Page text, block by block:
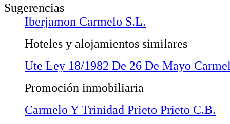
Sugerencias
Iberjamon Carmelo S.L.
Hoteles y alojamientos similares
Ute Ley 18/1982 De 26 De Mayo
Promoción inmobiliaria
Carmelo Y Trinidad Prieto Prieto C.B.